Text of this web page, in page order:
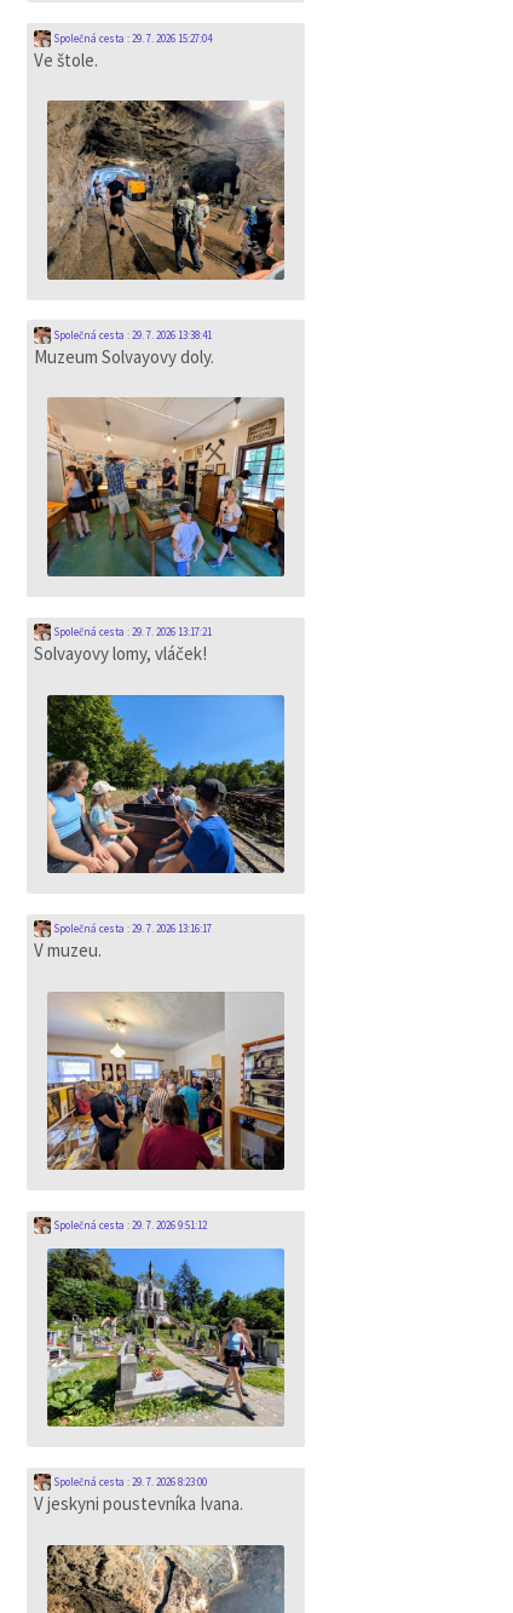
Společná cesta :29. 7. 2026 15:27:04
Ve štole.
Společná cesta :29. 7. 2026 13:38:41
Muzeum Solvayovy doly.
Společná cesta :29. 7. 2026 13:17:21
Solvayovy lomy, vláček!
Společná cesta :29. 7. 2026 13:16:17
V muzeu.
Společná cesta :29. 7. 2026 9:51:12
Společná cesta :29. 7. 2026 8:23:00
V jeskyni poustevníka Ivana.